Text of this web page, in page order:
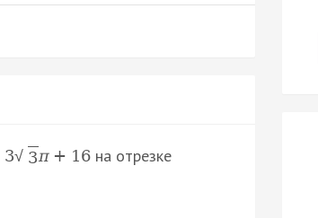
3√ 3π + 16на отрезке